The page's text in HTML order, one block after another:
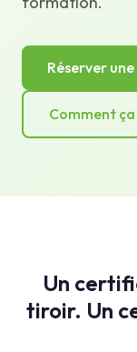
Réserver
Comment
Un
tiroir. Un